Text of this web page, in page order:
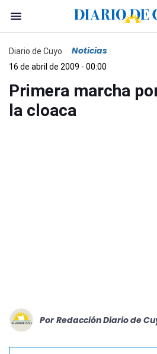
Diario de Cuyo Noticias
16 de abril de 2009 - 00:00
Primera marcha
la cloaca
Por Redacción Diario de